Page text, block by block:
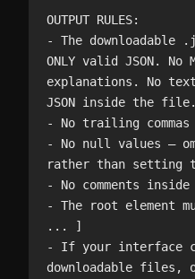
OUTPUT RULES:
- The downloadable
ONLY valid JSON. No
explanations. No
JSON inside the file.
- No trailing commas
- No null values —
rather than setting
- No comments inside
- The root element
... ]
- If your interface
downloadable files,